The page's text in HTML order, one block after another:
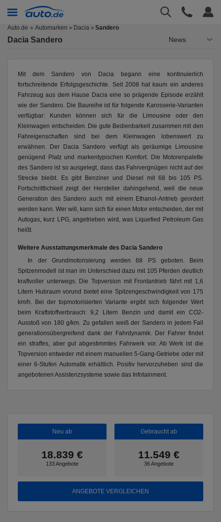
Auto.de Automarken » Dacia » Sandero
Dacia Sandero News
Mit dem Sandero von Dacia begann eine kontinuierlich
fortschreitende Erfolgsgeschichte. Seit 2008 hat kaum ein anderes
Fahrzeug aus dem Hause Dacia eine so prägende Episode erzählt
wie der Sandero. Die Baureihe ist für folgende Karosserie-Varianten
verfügbar: Kunden können sich für die Limousine oder den
Kleinwagen entscheiden. Die gute Bedienbarkeit zusammen mit den
Fahreigenschaften sind bei dem Kleinwagen lobenswert zu
erwähnen. Der Dacia Sandero verfügt als geräumige Limousine
genügend Platz und markentypischen Komfort. Die Motorenpalette
des Sandero ist so ausgelegt, dass das Fahrvergnügen nicht auf der
Strecke bleibt. Es gibt Benziner und Diesel mit 68 bis 105 PS.
Fortschrittlichkeit zeigt der Hersteller dahingehend, weil die neue
Generation des Sandero auch mit einem Ethanol-Antrieb geordert
werden kann. Wer will, kann sich für einen Motor entscheiden, der mit
Autogas, kurz LPG, angetrieben wird, was Liquefied Petroleum Gas
heißt.
Weitere Ausstattungsmerkmale des Dacia Sandero
In der Grundmotorisierung werden 68 PS geboten. Beim
Spitzenmodell ist man im Unterschied dazu mit 105 Pferden deutlich
kraftvoller unterwegs. Die Topversion mit Frontantrieb fährt mit 1,6
Litern Hubraum vorund bietet eine Spitzengeschwindigkeit von 175
km/h. Bei der topmotorisierten Variante ergibt sich folgender Wert
beim Kraftstoffverbrauch: 9,2 Litern Benzin und damit ein CO2-
Ausstoß von 180 g/km. Zu gefallen weiß der Sandero in jedem Fall
generationsübergreifend dank der Fahrdynamik. Der Fahrer findet
ein straffes, aber gut abgestimmtes Fahrwerk vor. Ab Werk ist die
Topversion entweder mit einem manuellen 5-Gang-Getriebe oder mit
einer 6-Stufen Automatik erhältlich. Positiv hervorzuheben sind die
angebotenen Assistenzsysteme sowie das Infotainment.
Neu ab
18.839 €
133 Angebote
Gebraucht ab
11.549 €
36 Angebote
ANGEBOTE VERGLEICHEN